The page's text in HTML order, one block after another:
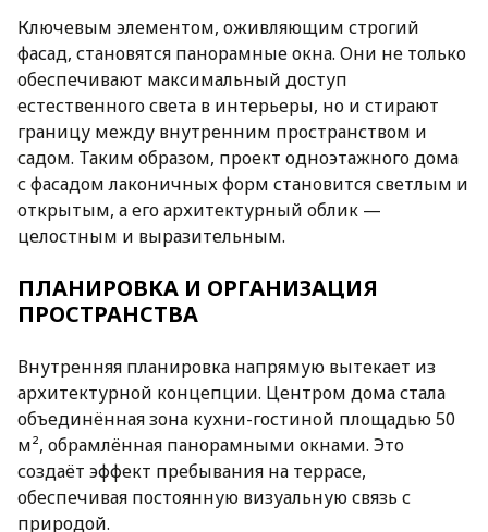
Ключевым элементом, оживляющим строгий
фасад, становятся панорамные окна. Они не только
обеспечивают максимальный доступ
естественного света в интерьеры, но и стирают
границу между внутренним пространством и
садом. Таким образом, проект одноэтажного дома
с фасадом лаконичных форм становится светлым и
открытым, а его архитектурный облик —
целостным и выразительным.
ПЛАНИРОВКА И ОРГАНИЗАЦИЯ
ПРОСТРАНСТВА
Внутренняя планировка напрямую вытекает из
архитектурной концепции. Центром дома стала
объединённая зона кухни-гостиной площадью 50
м², обрамлённая панорамными окнами. Это
создаёт эффект пребывания на террасе,
обеспечивая постоянную визуальную связь с
природой.